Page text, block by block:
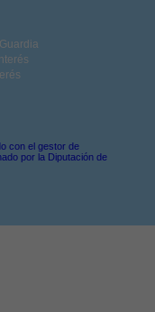
con el gestor de
por la Diputación de